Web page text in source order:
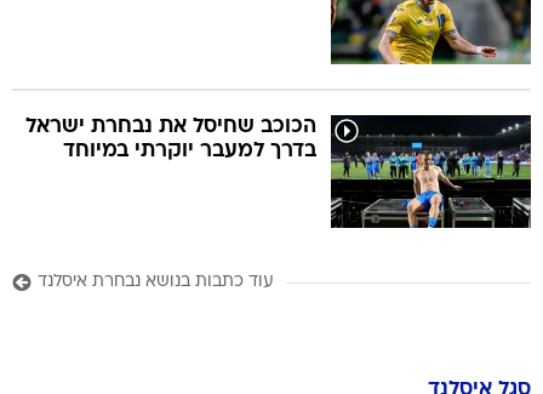
הכוכב שחיסל את נבחרת ישראל
בדרך למעבר יוקרתי במיוחד
עוד כתבות בנושא נבחרת איסלנד
סגל איסלנד